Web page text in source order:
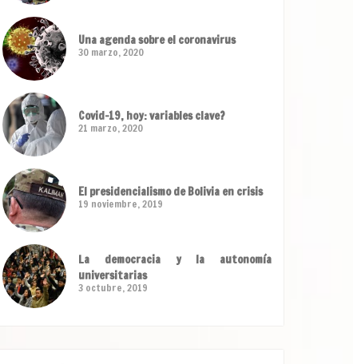
Una agenda sobre el coronavirus
30 marzo, 2020
Covid-19, hoy: variables clave?
21 marzo, 2020
El presidencialismo de Bolivia en crisis
19 noviembre, 2019
La democracia y la autonomía
universitarias
3 octubre, 2019